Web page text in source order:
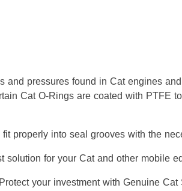
pressures found in Cat engines
Cat O-Rings are coated with PTFE
properly into seal grooves with the
for your Cat and other mobile
your investment with Genuine Cat